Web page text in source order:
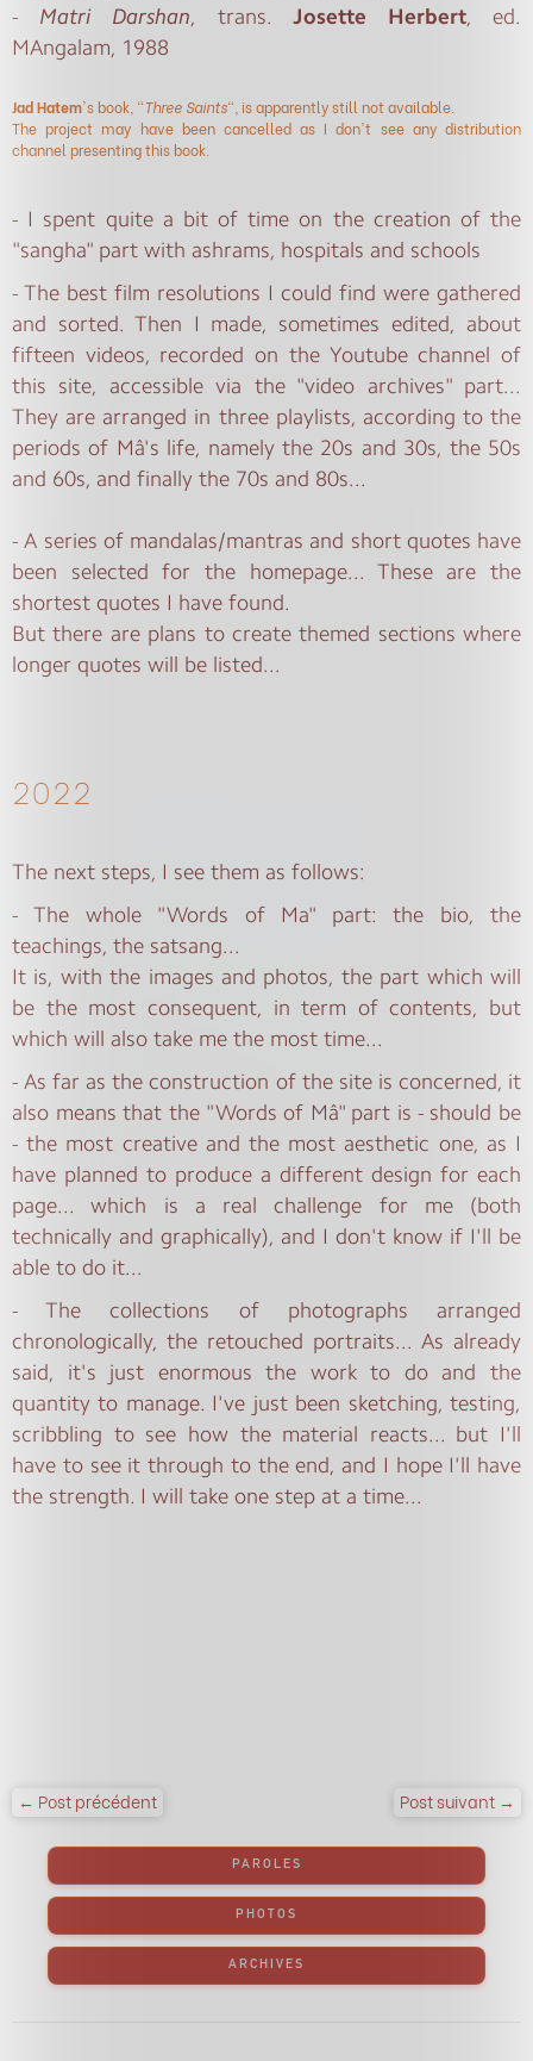
- Matri Darshan, trans. Josette Herbert, ed.
MAngalam, 1988
Jad Hatem's book, "Three Saints", is apparently still not available.
The project may have been cancelled as I don't see any distribution
channel presenting this book.
- I spent quite a bit of time on the creation of the
"sangha" part with ashrams, hospitals and schools
- The best film resolutions I could find were gathered
and sorted. Then I made, sometimes edited, about
fifteen videos, recorded on the Youtube channel of
this site, accessible via the "video archives" part...
They are arranged in three playlists, according to the
periods of Mâ's life, namely the 20s and 30s, the 50s
and 60s, and finally the 70s and 80s...
- A series of mandalas/mantras and short quotes have
been selected for the homepage... These are the
shortest quotes I have found.
But there are plans to create themed sections where
longer quotes will be listed...
2022
The next steps, I see them as follows:
- The whole "Words of Ma" part: the bio, the
teachings, the satsang...
It is, with the images and photos, the part which will
be the most consequent, in term of contents, but
which will also take me the most time...
- As far as the construction of the site is concerned, it
also means that the "Words of Mâ" part is - should be
- the most creative and the most aesthetic one, as I
have planned to produce a different design for each
page... which is a real challenge for me (both
technically and graphically), and I don't know if I'll be
able to do it...
- The collections of photographs arranged
chronologically, the retouched portraits... As already
said, it's just enormous the work to do and the
quantity to manage. I've just been sketching, testing,
scribbling to see how the material reacts... but I'll
have to see it through to the end, and I hope I'll have
the strength. I will take one step at a time...
← Post précédent Post suivant →
PAROLES
PHOTOS
ARCHIVES